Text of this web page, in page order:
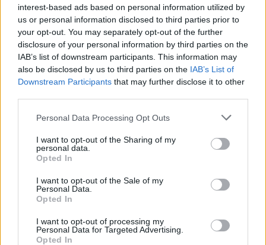
interest-based ads based on personal information utilized by
us or personal information disclosed to third parties prior to
your opt-out. You may separately opt-out of the further
disclosure of your personal information by third parties on the
IAB’s list of downstream participants. This information may
also be disclosed by us to third parties on the IAB’s List of
Downstream Participants that may further disclose it to other
Personal Data Processing Opt Outs
I want to opt-out of the Sharing of my
personal data.
Opted In
I want to opt-out of the Sale of my
Personal Data.
Opted In
I want to opt-out of processing my
Personal Data for Targeted Advertising.
Opted In
Κατερίνα Καινούργιου: "Με ενοχλεί όταν
με σχολιάζουν εμμονικά και πολλές
φορές"
Εγγραφή στο newsletter
Αποδέχομαι τους
και την πολιτική απορρήτου